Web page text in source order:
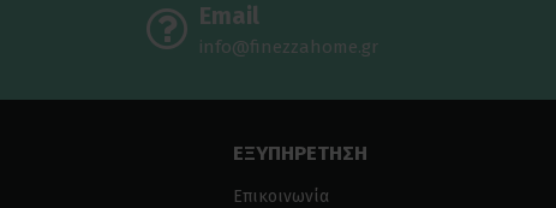
Email
info@finezzahome.gr
ΕΞΥΠΗΡΕΤΗΣΗ
Επικοινωνία